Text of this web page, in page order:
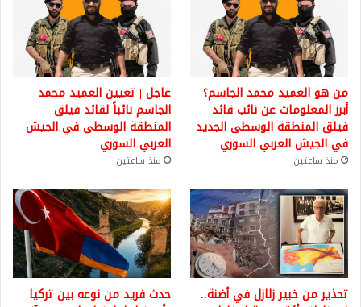
من هو العميد محمد الجاسم؟
أبرز المعلومات عن نائب قائد
فيلق المنطقة الوسطى الجديد
في الجيش العربي السوري
منذ ساعتين
عاجل | تعيين العميد محمد
الجاسم نائباً لقائد فيلق
المنطقة الوسطى في الجيش
العربي السوري
منذ ساعتين
تحذير من خبير زلازل في أضنة.. حدث فريد من نوعه بين تركيا